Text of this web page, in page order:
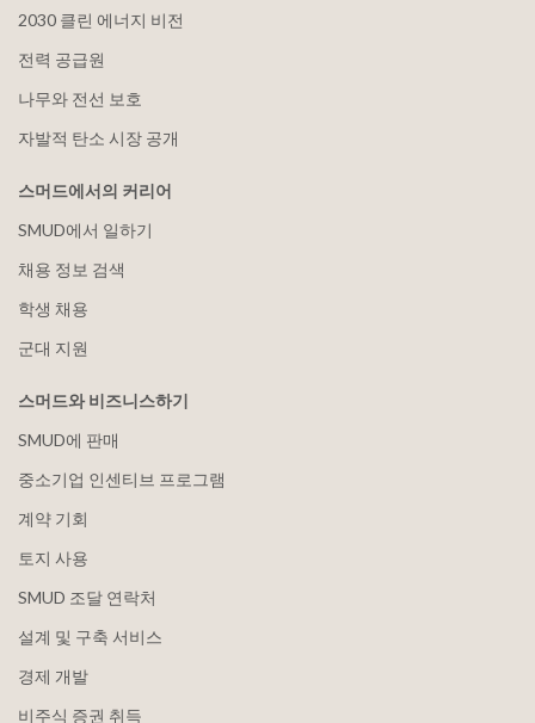
2030 클린 에너지 비전
전력 공급원
나무와 전선 보호
자발적 탄소 시장 공개
스머드에서의 커리어
SMUD에서 일하기
채용 정보 검색
학생 채용
군대 지원
스머드와 비즈니스하기
SMUD에 판매
중소기업 인센티브 프로그램
계약 기회
토지 사용
SMUD 조달 연락처
설계 및 구축 서비스
경제 개발
비주식 증권 취득